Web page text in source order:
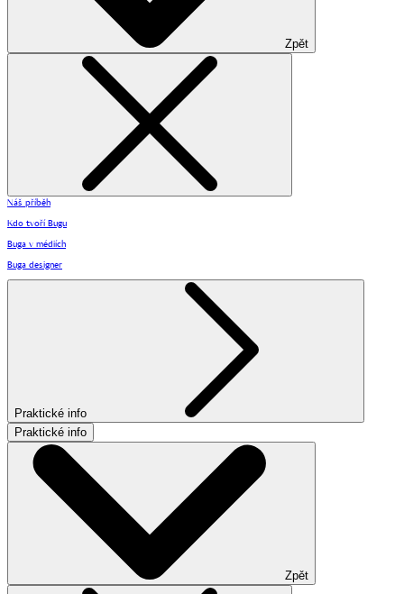
Zpět
Náš příběh
Kdo tvoří Bugu
Buga v médiích
Buga designer
Praktické info
Praktické info
Zpět